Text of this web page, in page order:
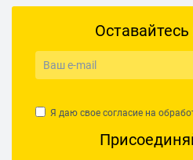
Я даю свое согласие на